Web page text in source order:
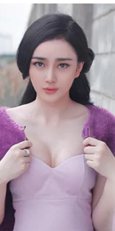
ซเชียลได้ที่